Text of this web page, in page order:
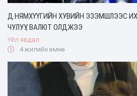
Д.НЯМХҮҮГИЙН ХУВИЙН ЭЗЭМШЛЭЭС
ЧУЛУУ, ВАЛЮТ ОЛДЖЭЭ
Үйл явдал
4 жилийн өмнө